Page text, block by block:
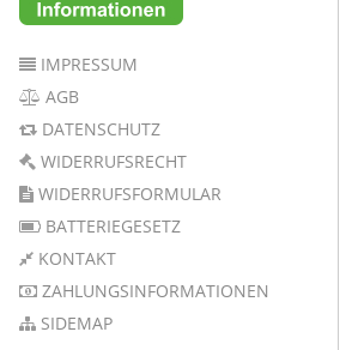
IMPRESSUM
AGB
DATENSCHUTZ
WIDERRUFSRECHT
WIDERRUFSFORMULAR
BATTERIEGESETZ
KONTAKT
ZAHLUNGSINFORMATIONEN
SIDEMAP